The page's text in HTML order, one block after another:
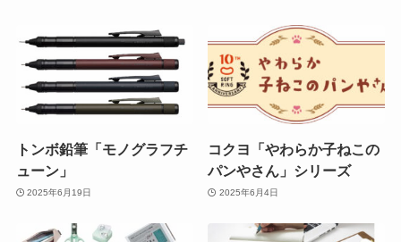
トンボ鉛筆「モノグラフチ
ューン」
2025年6月19日
コクヨ「やわらか子ねこの
パンやさん」シリーズ
2025年6月4日